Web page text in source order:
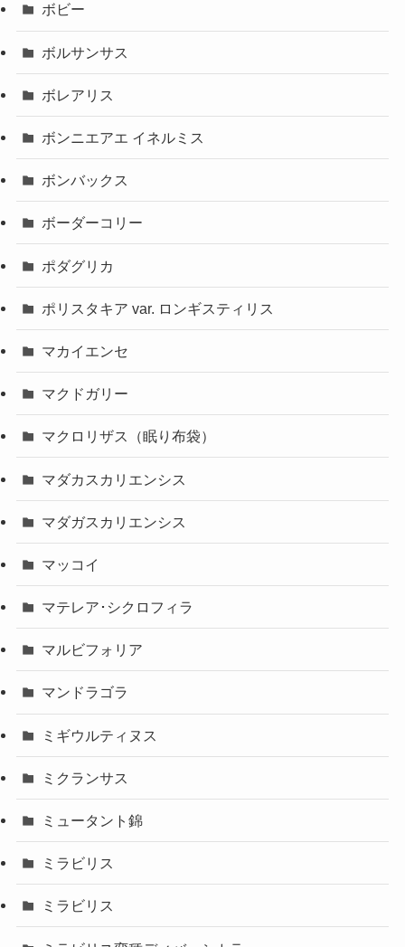
ボビー
ボルサンサス
ボレアリス
ボンニエアエ イネルミス
ボンバックス
ボーダーコリー
ポダグリカ
ポリスタキア var. ロンギスティリス
マカイエンセ
マクドガリー
マクロリザス（眠り布袋）
マダカスカリエンシス
マダガスカリエンシス
マッコイ
マテレア･シクロフィラ
マルビフォリア
マンドラゴラ
ミギウルティヌス
ミクランサス
ミュータント錦
ミラビリス
ミラビリス